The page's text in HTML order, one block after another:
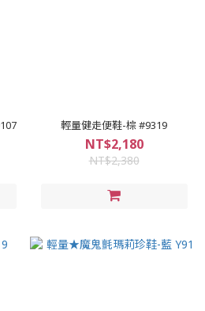
輕量健走便鞋-棕 #9319
NT$2,180
NT$2,380